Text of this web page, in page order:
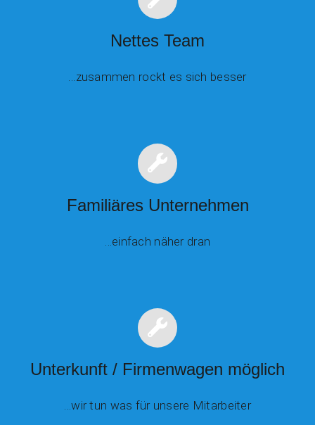
Nettes Team
…zusammen rockt es sich besser
Familiäres Unternehmen
…einfach näher dran
Unterkunft / Firmenwagen möglich
…wir tun was für unsere Mitarbeiter